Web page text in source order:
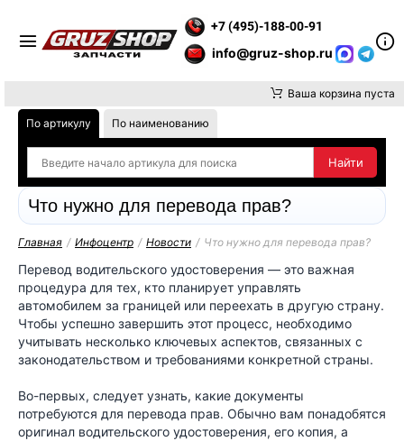
+7 (495)-188-00-91
info@gruz-shop.ru
Ваша корзина пуста
По артикулу По наименованию
Что нужно для перевода прав?
Главная / Инфоцентр / Новости / Что нужно для перевода прав?
Перевод водительского удостоверения — это важная
процедура для тех, кто планирует управлять
автомобилем за границей или переехать в другую страну.
Чтобы успешно завершить этот процесс, необходимо
учитывать несколько ключевых аспектов, связанных с
законодательством и требованиями конкретной страны.
Во-первых, следует узнать, какие документы
потребуются для перевода прав. Обычно вам понадобятся
оригинал водительского удостоверения, его копия, а